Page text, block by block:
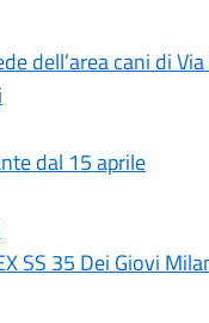
dell’area cani di
dal 15 aprile
SS 35 Dei Giovi